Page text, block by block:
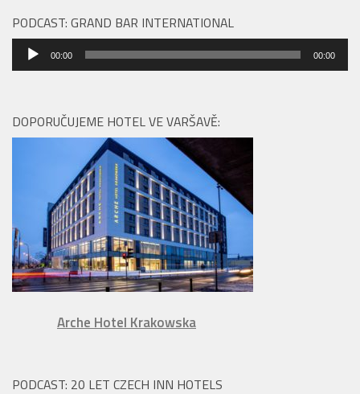
PODCAST: GRAND BAR INTERNATIONAL
Audio
přehrávač
00:00 00:00
DOPORUČUJEME HOTEL VE VARŠAVĚ:
Arche Hotel Krakowska
PODCAST: 20 LET CZECH INN HOTELS